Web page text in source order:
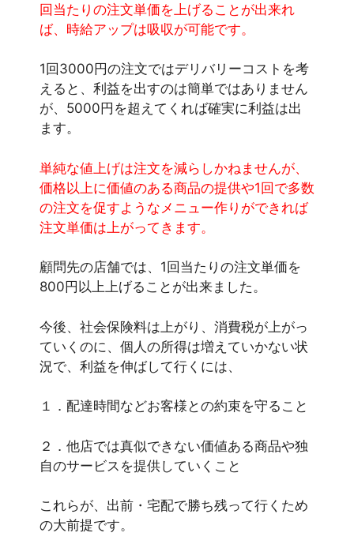
回当たりの注文単価を上げることが出来れ
ば、時給アップは吸収が可能です。
1回3000円の注文ではデリバリーコストを考
えると、利益を出すのは簡単ではありません
が、5000円を超えてくれば確実に利益は出
ます。
単純な値上げは注文を減らしかねませんが、
価格以上に価値のある商品の提供や1回で多数
の注文を促すようなメニュー作りができれば
注文単価は上がってきます。
顧問先の店舗では、1回当たりの注文単価を
800円以上上げることが出来ました。
今後、社会保険料は上がり、消費税が上がっ
ていくのに、個人の所得は増えていかない状
況で、利益を伸ばして行くには、
１．配達時間などお客様との約束を守ること
２．他店では真似できない価値ある商品や独
自のサービスを提供していくこと
これらが、出前・宅配で勝ち残って行くため
の大前提です。